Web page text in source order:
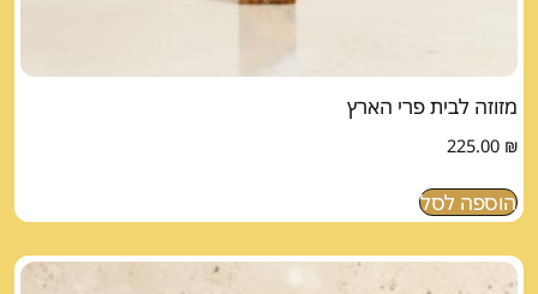
מזוזה לבית פרי הארץ
225.00 ₪
הוספה לסל